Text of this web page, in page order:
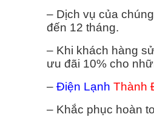
– Dịch vụ của
đến 12 tháng.
– Khi khách hàng
ưu đãi 10% cho
– Điện Lạnh Thành
– Khắc phục hoàn